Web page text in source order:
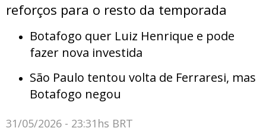
reforços para o resto da temporada
Botafogo quer Luiz Henrique e pode
fazer nova investida
São Paulo tentou volta de Ferraresi, mas
Botafogo negou
31/05/2026 - 23:31hs BRT